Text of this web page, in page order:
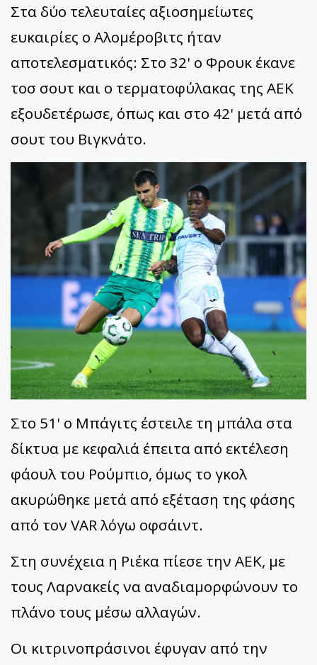
Στα δύο τελευταίες αξιοσημείωτες
ευκαιρίες ο Αλομέροβιτς ήταν
αποτελεσματικός: Στο 32' ο Φρουκ έκανε
τοσ σουτ και ο τερματοφύλακας της ΑΕΚ
εξουδετέρωσε, όπως και στο 42' μετά από
σουτ του Βιγκνάτο.
Στο 51' ο Μπάγιτς έστειλε τη μπάλα στα
δίκτυα με κεφαλιά έπειτα από εκτέλεση
φάουλ του Ρούμπιο, όμως το γκολ
ακυρώθηκε μετά από εξέταση της φάσης
από τον VAR λόγω οφσάιντ.
Στη συνέχεια η Ριέκα πίεσε την ΑΕΚ, με
τους Λαρνακείς να αναδιαμορφώνουν το
πλάνο τους μέσω αλλαγών.
Οι κιτρινοπράσινοι έφυγαν από την